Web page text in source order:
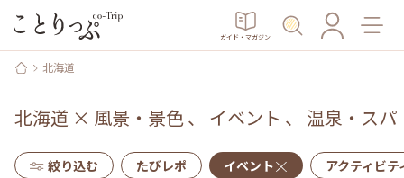
ガイド・マガジン
北海道
北海道 × 風景・景色、 イベント 、 温泉・スパ
絞り込む たびレポ イベント アクティビテ